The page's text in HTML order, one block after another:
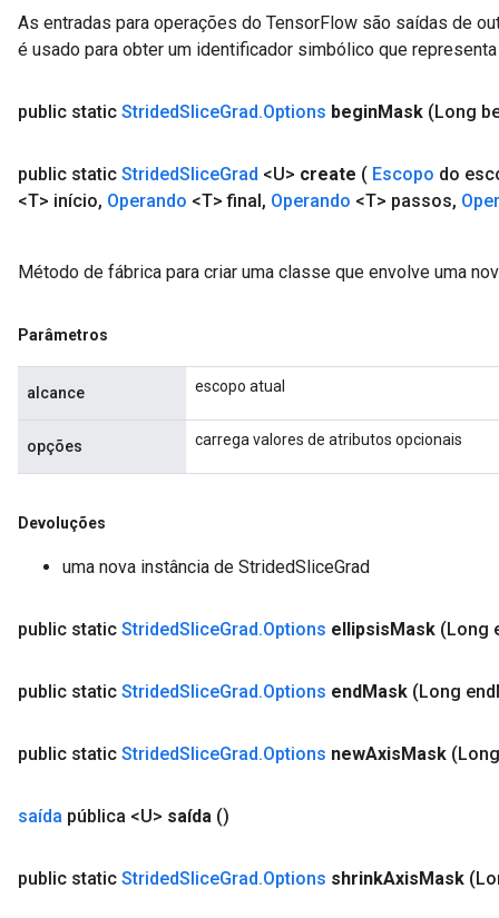
As entradas para operações do TensorFlow são saídas de
é usado para obter um identificador simbólico que
public static StridedSliceGrad.Options beginMask (Long
public static StridedSliceGrad <U> create ( Escopo do
<T> início, Operando <T> final, Operando <T> passos,
Método de fábrica para criar uma classe que envolve uma
Parâmetros
alcance escopo atual
opções carrega valores de atributos opcionais
Devoluções
uma nova instância de StridedSliceGrad
public static StridedSliceGrad.Options ellipsisMask (Long
public static StridedSliceGrad.Options endMask (Long end
public static StridedSliceGrad.Options newAxisMask
saída pública <U> saída ()
public static StridedSliceGrad.Options shrinkAxisMask